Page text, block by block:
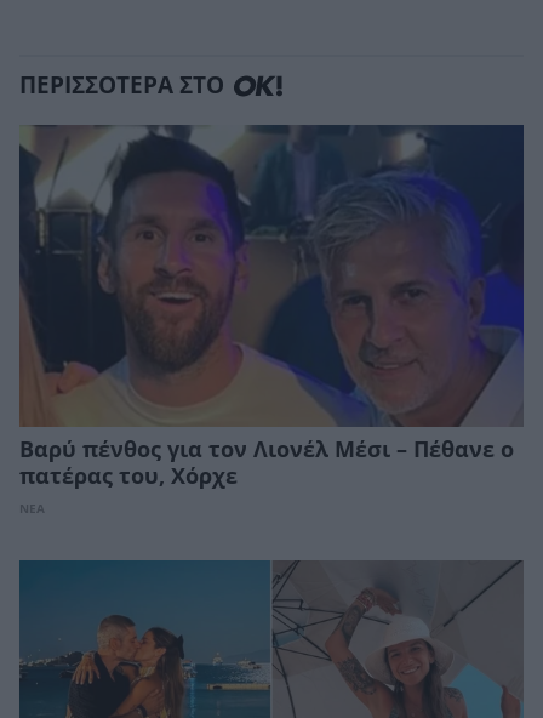
ΠΕΡΙΣΣΟΤΕΡΑ ΣΤΟ
Βαρύ πένθος για τον Λιονέλ Μέσι – Πέθανε ο
πατέρας του, Χόρχε
ΝΕΑ